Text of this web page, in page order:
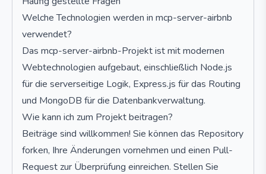
Welche Technologien werden in mcp-server-airbnb
verwendet?
Das mcp-server-airbnb-Projekt ist mit modernen
Webtechnologien aufgebaut, einschließlich Node.js
für die serverseitige Logik, Express.js für das Routing
und MongoDB für die Datenbankverwaltung.
Wie kann ich zum Projekt beitragen?
Beiträge sind willkommen! Sie können das Repository
forken, Ihre Änderungen vornehmen und einen Pull-
Request zur Überprüfung einreichen. Stellen Sie